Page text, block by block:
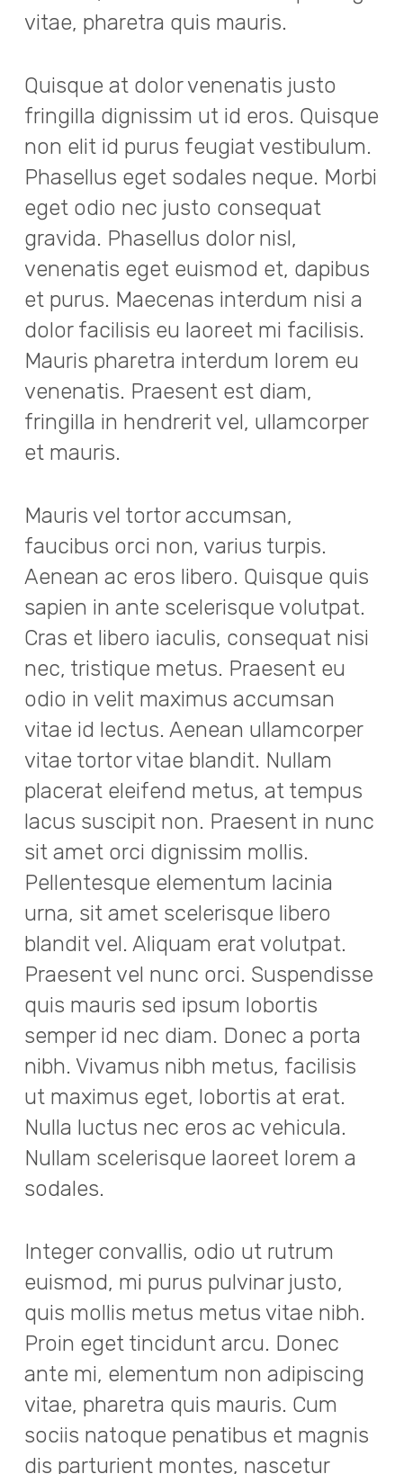
vitae, pharetra quis mauris.
Quisque at dolor venenatis justo
fringilla dignissim ut id eros. Quisque
non elit id purus feugiat vestibulum.
Phasellus eget sodales neque. Morbi
eget odio nec justo consequat
gravida. Phasellus dolor nisl,
venenatis eget euismod et, dapibus
et purus. Maecenas interdum nisi a
dolor facilisis eu laoreet mi facilisis.
Mauris pharetra interdum lorem eu
venenatis. Praesent est diam,
fringilla in hendrerit vel, ullamcorper
et mauris.
Mauris vel tortor accumsan,
faucibus orci non, varius turpis.
Aenean ac eros libero. Quisque quis
sapien in ante scelerisque volutpat.
Cras et libero iaculis, consequat nisi
nec, tristique metus. Praesent eu
odio in velit maximus accumsan
vitae id lectus. Aenean ullamcorper
vitae tortor vitae blandit. Nullam
placerat eleifend metus, at tempus
lacus suscipit non. Praesent in nunc
sit amet orci dignissim mollis.
Pellentesque elementum lacinia
urna, sit amet scelerisque libero
blandit vel. Aliquam erat volutpat.
Praesent vel nunc orci. Suspendisse
quis mauris sed ipsum lobortis
semper id nec diam. Donec a porta
nibh. Vivamus nibh metus, facilisis
ut maximus eget, lobortis at erat.
Nulla luctus nec eros ac vehicula.
Nullam scelerisque laoreet lorem a
sodales.
Integer convallis, odio ut rutrum
euismod, mi purus pulvinar justo,
quis mollis metus metus vitae nibh.
Proin eget tincidunt arcu. Donec
ante mi, elementum non adipiscing
vitae, pharetra quis mauris. Cum
sociis natoque penatibus et magnis
dis parturient montes, nascetur